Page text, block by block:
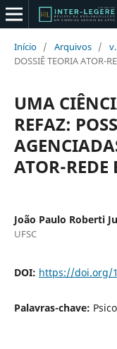
Início / Arquivos /
DOSSIÊ TEORIA ATOR-
UMA
REFAZ:
ATOR-REDE
João Paulo Roberti
UFSC
DOI: https://doi.org/
Palavras-chave: